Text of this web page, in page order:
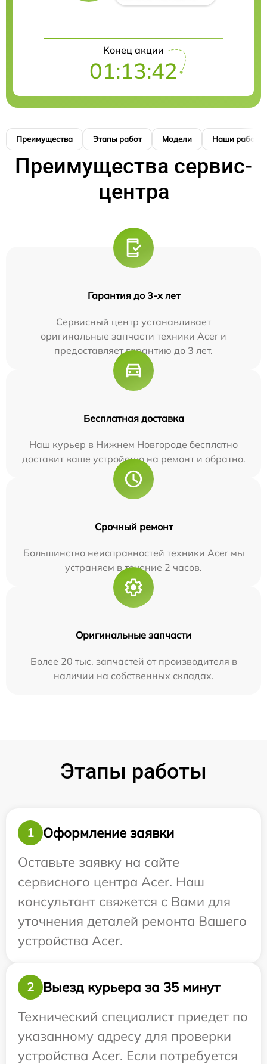
Конец акции
01:13:40
Преимущества Этапы работ Модели Наши работы
Преимущества сервис-
центра
Гарантия до 3-х лет
Сервисный центр устанавливает
оригинальные запчасти техники Acer и
предоставляет гарантию до 3 лет.
Бесплатная доставка
Наш курьер в Нижнем Новгороде бесплатно
доставит ваше устройство на ремонт и обратно.
Срочный ремонт
Большинство неисправностей техники Acer мы
устраняем в течение 2 часов.
Оригинальные запчасти
Более 20 тыс. запчастей от производителя в
наличии на собственных складах.
Этапы работы
1
Оформление заявки
Оставьте заявку на сайте
сервисного центра Acer. Наш
консультант свяжется с Вами для
уточнения деталей ремонта Вашего
устройства Acer.
2
Выезд курьера за 35 минут
Технический специалист приедет по
указанному адресу для проверки
устройства Acer. Если потребуется